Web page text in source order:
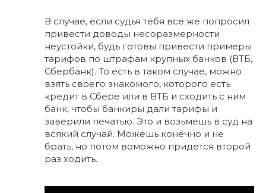
В случае, если судья тебя все же попросил
привести доводы несоразмерности
неустойки, будь готовы привести примеры
тарифов по штрафам крупных банков (ВТБ,
Сбербанк). То есть в таком случае, можно
взять своего знакомого, которого есть
кредит в Сбере или в ВТБ и сходить с ним
банк, чтобы банкиры дали тарифы и
заверили печатью. Это и возьмешь в суд на
всякий случай. Можешь конечно и не
брать, но потом воможно придется второй
раз ходить.